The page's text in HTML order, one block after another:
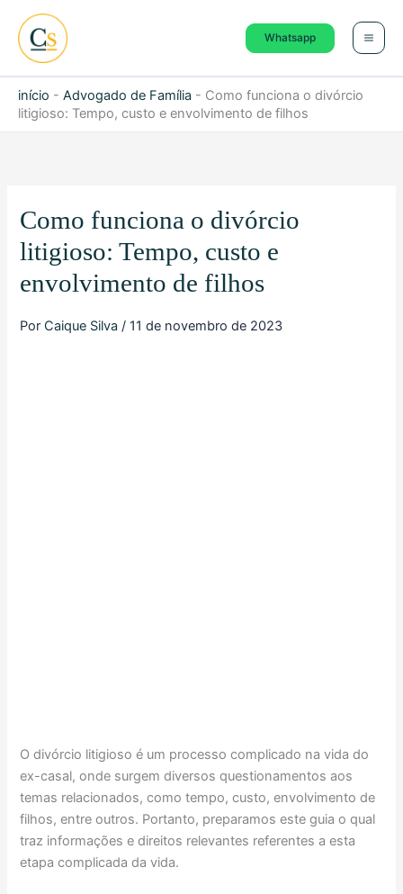
para
conteúdo
Whatsapp
início - Advogado de Família - Como funciona o divórcio
litigioso: Tempo, custo e envolvimento de filhos
Como funciona o divórcio
litigioso: Tempo, custo e
envolvimento de filhos
Por Caique Silva/11 de novembro de 2023
O divórcio litigioso é um processo complicado na vida do
ex-casal, onde surgem diversos questionamentos aos
temas relacionados, como tempo, custo, envolvimento de
filhos, entre outros. Portanto, preparamos este guia o qual
traz informações e direitos relevantes referentes a esta
etapa complicada da vida.